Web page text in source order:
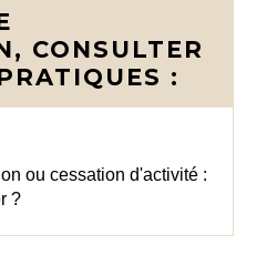
CONSULTER
:
ou cessation d'activité :
?